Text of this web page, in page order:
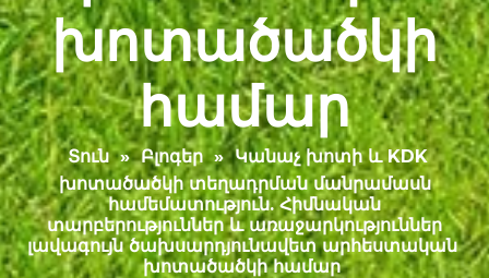
խոտածածկի
համար
Տուն » Բլոգեր » Կանաչ խոտի և KDK
խոտածածկի տեղադրման մանրամասն
համեմատություն. Հիմնական
տարբերություններ և առաջարկություններ
լավագույն ծախսարդյունավետ արհեստական ​​
խոտածածկի համար